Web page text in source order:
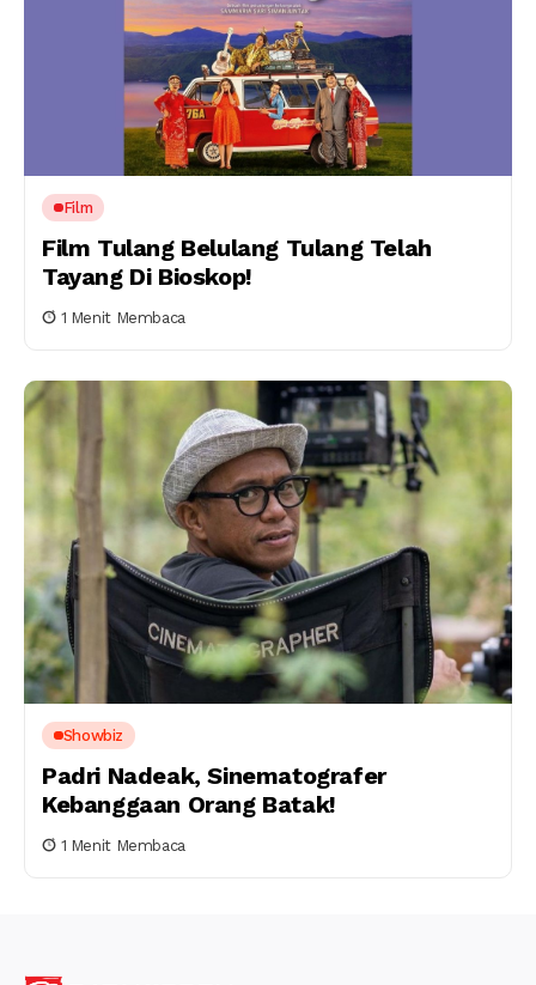
Film
Film Tulang Belulang Tulang Telah
Tayang Di Bioskop!
1 Menit Membaca
Showbiz
Padri Nadeak, Sinematografer
Kebanggaan Orang Batak!
1 Menit Membaca